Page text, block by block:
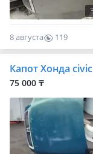
3
8 августа
119
0
Капот Хонда
75 000 ₸